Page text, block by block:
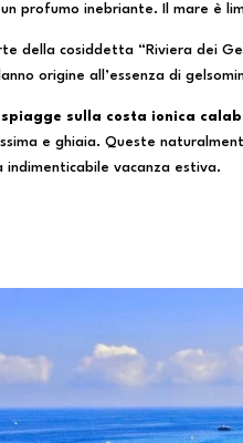
profumo inebriante. Il mare è
della cosiddetta “Riviera dei
origine all’essenza di
spiagge sulla costa ionica
e ghiaia. Queste
indimenticabile vacanza estiva.